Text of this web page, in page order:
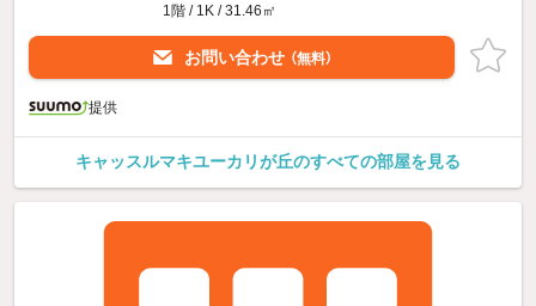
1階 / 1K / 31.46㎡
お問い合わせ （無料）
提供
キャッスルマキユーカリが丘のすべての部屋を見る